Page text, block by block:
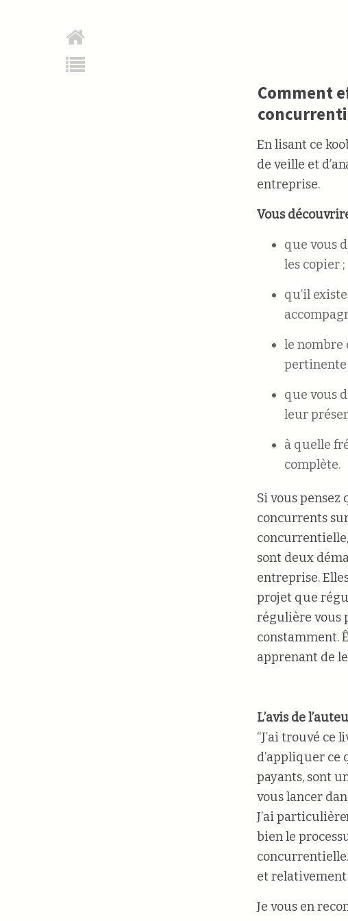
Comment
En lisant ce
de veille et
entreprise.
Vous
que vous
les copier ;
qu’il
le nombre
pertinente
que vous
leur
à quelle
complète.
Si vous pensez
concurrents
sont deux
entreprise.
projet que
régulière vous
constamment.
apprenant de
L’avis de
“J’ai trouvé ce
d’appliquer ce
payants, sont
vous lancer
J’ai
bien le
et relativement
Je vous en